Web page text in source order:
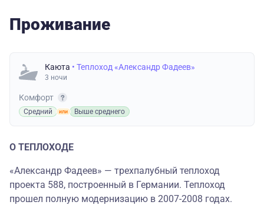
Проживание
Каюта • Теплоход «Александр Фадеев»
3 ночи
Комфорт
Средний Выше среднего
О ТЕПЛОХОДЕ
«Александр Фадеев» — трехпалубный теплоход
проекта 588, построенный в Германии. Теплоход
прошел полную модернизацию в 2007-2008 годах.